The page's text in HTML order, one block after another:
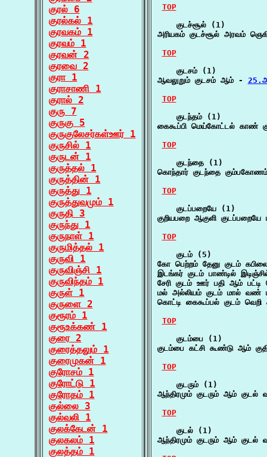
குரல் 6
குரல்கல் 1
குரவகம் 1
குரவம் 1
குரவன் 2
குரவை 2
குரா 1
குராசாணி 1
குரால் 2
குரு 7
குருகு 5
குருகுலேசர்கள்ஊர் 1
குருசில் 1
குருடன் 1
குருத்தல் 1
குருத்தின் 1
குருத்து 1
குருத்துவமும் 1
குருதி 3
குருந்து 1
குருநாள் 1
குருமித்தல் 1
குருவி 1
குருவிஞ்சி 1
குருவிந்தம் 1
குருள் 1
குருளை 2
குரூரம் 1
குரூஉக்கண் 1
குரை 2
குரைத்தலும் 1
குரைமுகன் 1
குரோசம் 1
குரோட்டு 1
குரோதம் 1
குல்லை 3
குல்வலி 1
குலக்கேடன் 1
குலகலம் 1
குலத்தம் 1
TOP
    குடச்சூல் (1)
அரியகம் குடச்சூல் அரவம்
TOP
    குடசம் (1)
ஆவலுறும் குடசம் ஆம் -
TOP
    குடந்தம் (1)
கைகூப்பி மெய்கோட்டல் காண்
TOP
    குடந்தை (1)
கொந்தார் குடந்தை
TOP
    குடப்பறையே (1)
குறியபறை ஆகுளி
TOP
    குடம் (5)
கோ பெற்றம் தேனு குடம்
இடங்கர் குடம் பாண்டில்
சேரி குடம் ஊர் பதி ஆம்
மல் அல்லியம் குடம் மால் வண்
கொட்டி கைகூப்பல் குடம்
TOP
    குடம்பை (1)
குடம்பை கட்சி கூண்டு ஆம்
TOP
    குடரும் (1)
ஆந்திரமும் குடரும் ஆம்
TOP
    குடல் (1)
ஆந்திரமும் குடரும் ஆம்